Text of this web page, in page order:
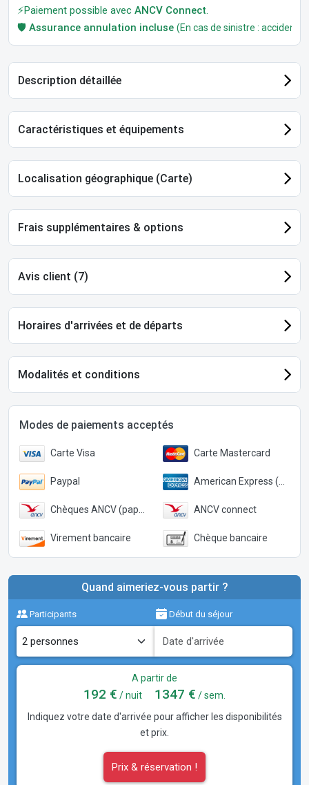
⚡Paiement possible avec ANCV Connect
🛡️ Assurance annulation incluse (En cas de sinistre : accident,
Description détaillée
Caractéristiques et équipements
Localisation géographique (Carte)
Frais supplémentaires & options
Avis client (7)
Horaires d'arrivées et de départs
Modalités et conditions
Modes de paiements acceptés
Carte Visa Carte Mastercard
Paypal American Express (Paypal)
Chèques ANCV (papier) ANCV connect
Virement bancaire Chèque bancaire
Quand aimeriez-vous partir ?
Participants Début du séjour
A partir de
192 € / nuit 1347 € / sem.
Indiquez votre date d'arrivée pour afficher les disponibilités
et prix.
Prix & réservation !